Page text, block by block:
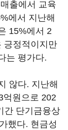
출에서 교육
에서 지난해
15%에서 2
긍정적이지만
는 평가다.
않다. 지난해
억원으로 202
간 단기금융상
했다. 현금성